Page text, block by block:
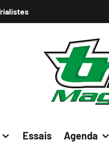
Essais Agenda